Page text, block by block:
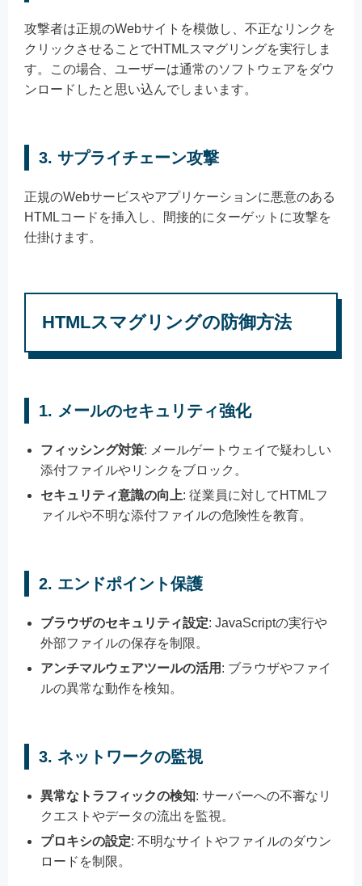
攻撃者は正規のWebサイトを模倣し、不正なリンクを
クリックさせることでHTMLスマグリングを実行しま
す。この場合、ユーザーは通常のソフトウェアをダウ
ンロードしたと思い込んでしまいます。
3. サプライチェーン攻撃
正規のWebサービスやアプリケーションに悪意のある
HTMLコードを挿入し、間接的にターゲットに攻撃を
仕掛けます。
HTMLスマグリングの防御方法
1. メールのセキュリティ強化
フィッシング対策: メールゲートウェイで疑わしい
添付ファイルやリンクをブロック。
セキュリティ意識の向上: 従業員に対してHTMLフ
ァイルや不明な添付ファイルの危険性を教育。
2. エンドポイント保護
ブラウザのセキュリティ設定: JavaScriptの実行や
外部ファイルの保存を制限。
アンチマルウェアツールの活用 : ブラウザやファイ
ルの異常な動作を検知。
3. ネットワークの監視
異常なトラフィックの検知: サーバーへの不審なリ
クエストやデータの流出を監視。
プロキシの設定: 不明なサイトやファイルのダウン
ロードを制限。